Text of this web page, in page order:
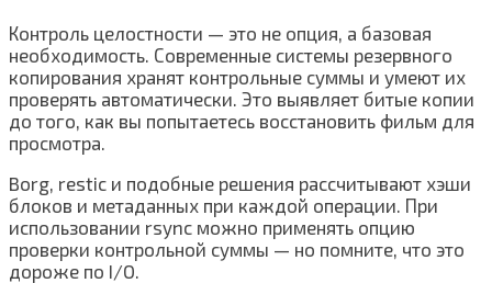
Контроль целостности — это не опция, а базовая
необходимость. Современные системы резервного
копирования хранят контрольные суммы и умеют их
проверять автоматически. Это выявляет битые копии
до того, как вы попытаетесь восстановить фильм для
просмотра.
Borg, restic и подобные решения рассчитывают хэши
блоков и метаданных при каждой операции. При
использовании rsync можно применять опцию
проверки контрольной суммы — но помните, что это
дороже по I/O.